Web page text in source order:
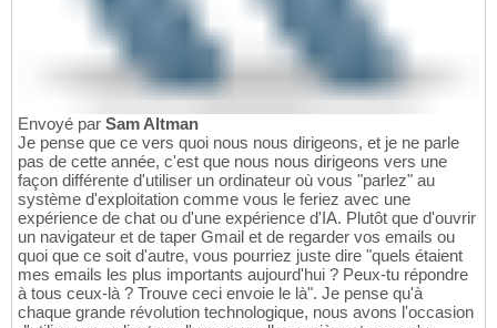
Envoyé par Sam Altman
Je pense que ce vers quoi nous nous dirigeons, et je ne parle
pas de cette année, c'est que nous nous dirigeons vers une
façon différente d'utiliser un ordinateur où vous "parlez" au
système d'exploitation comme vous le feriez avec une
expérience de chat ou d'une expérience d'IA. Plutôt que d'ouvrir
un navigateur et de taper Gmail et de regarder vos emails ou
quoi que ce soit d'autre, vous pourriez juste dire "quels étaient
mes emails les plus importants aujourd'hui ? Peux-tu répondre
à tous ceux-là ? Trouve ceci envoie le là". Je pense qu'à
chaque grande révolution technologique, nous avons l'occasion